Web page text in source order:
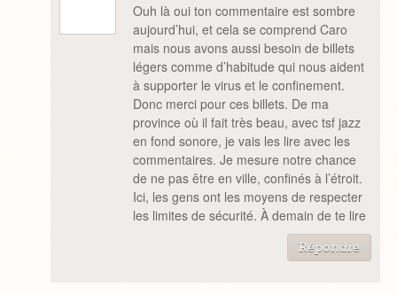
Ouh là oui ton commentaire est sombre
aujourd’hui, et cela se comprend Caro
mais nous avons aussi besoin de billets
légers comme d’habitude qui nous aident
à supporter le virus et le confinement.
Donc merci pour ces billets. De ma
province où il fait très beau, avec tsf jazz
en fond sonore, je vais les lire avec les
commentaires. Je mesure notre chance
de ne pas être en ville, confinés à l’étroit.
Ici, les gens ont les moyens de respecter
les limites de sécurité. À demain de te lire
Répondre